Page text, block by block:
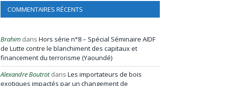
COMMENTAIRES RÉCENTS
Brahim dans Hors série n°8 – Spécial Séminaire AIDF
de Lutte contre le blanchiment des capitaux et
financement du terrorisme (Yaoundé)
Alexandre Boutrotdans Les importateurs de bois
exotiques impactés par un changement de